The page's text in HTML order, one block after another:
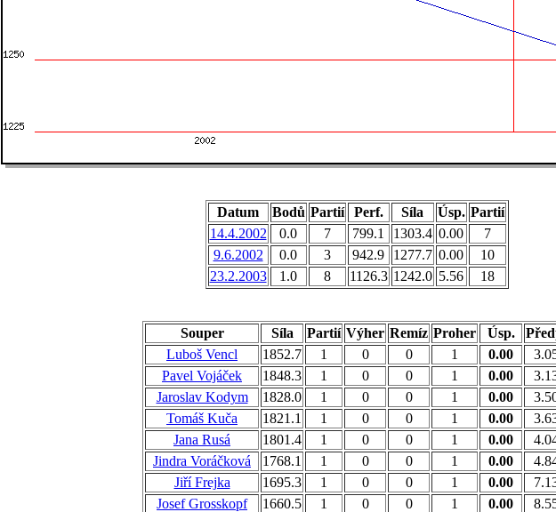
Datum Bodů Partií Perf. Síla Úsp. Partií
14.4.2002
0.0 7 799.1 1303.4 0.00
7
9.6.2002
0.0 3 942.9 1277.7 0.00
10
23.2.2003
1.0 8 1126.3 1242.0 5.56 18
Souper Síla Partií Výher Remíz Proher Úsp.
Luboš Vencl
1852.7 1 0 0 1 0.00
Pavel Vojáček
1848.3 1 0 0 1 0.00
Jaroslav Kodym
1828.0 1 0 0 1 0.00
Tomáš Kuča
1821.1 1 0 0 1 0.00
Jana Rusá
1801.4 1 0 0 1 0.00
Jindra Voráčková
1768.1 1 0 0 1 0.00
Jiří Frejka
1695.3 1 0 0 1 0.00
Josef Grosskopf
1660.5 1 0 0 1 0.00